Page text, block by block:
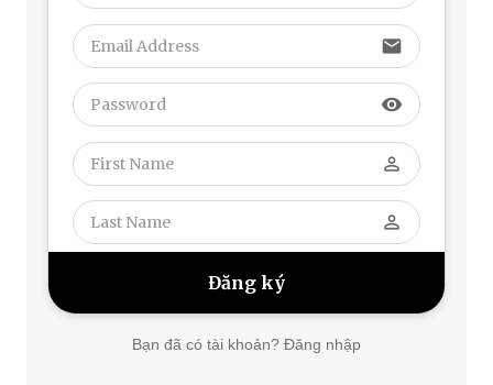
email
visibility
perm_identity
perm_identity
Bạn đã có tài khoản? Đăng nhập